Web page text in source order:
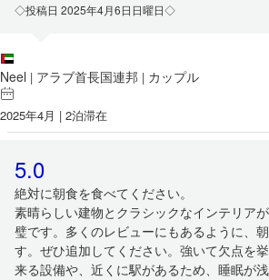
◇投稿日 2025年4月6日日曜日◇
Neel | アラブ首長国連邦 | カップル
2025年4月 | 2泊滞在
5.0
絶対に朝食を食べてください。
素晴らしい建物とクラシックなインテリア
璧です。多くのレビューにもあるように、
す。ぜひ追加してください。強いて欠点を
来る設備や、近くに駅があるため、睡眠が